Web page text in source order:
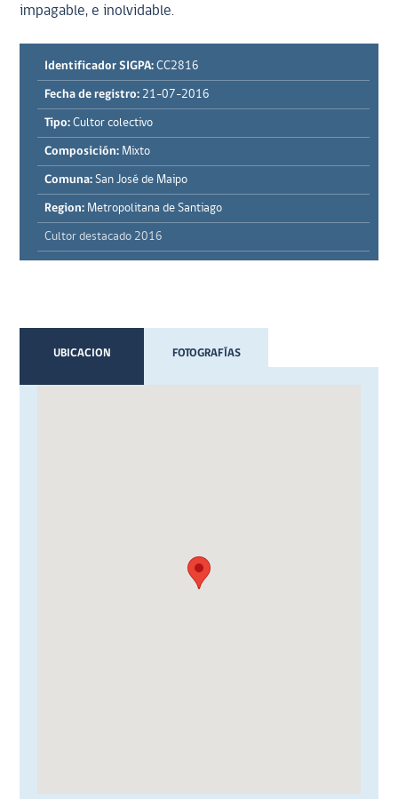
impagable, e inolvidable.
Identificador SIGPA: CC2816
Fecha de registro: 21-07-2016
Tipo: Cultor colectivo
Composición: Mixto
Comuna: San José de Maipo
Region: Metropolitana de Santiago
Cultor destacado 2016
UBICACION FOTOGRAFÍAS